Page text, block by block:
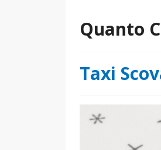
Quanto
Taxi